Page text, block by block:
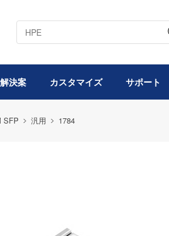
解決案 カスタマイズ サポート
SFP 汎用 1784